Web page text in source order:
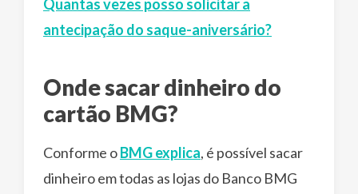
Quantas vezes posso solicitar a
antecipação do saque-aniversário?
Onde sacar dinheiro do
cartão BMG?
Conforme oBMG explica, é possível sacar
dinheiro em todas as lojas do Banco BMG